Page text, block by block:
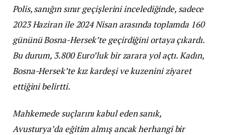
Polis, sanığın sınır geçişlerini incelediğinde, sadece
2023 Haziran ile 2024 Nisan arasında toplamda 160
gününü Bosna-Hersek’te geçirdiğini ortaya çıkardı.
Bu durum, 3.800 Euro’luk bir zarara yol açtı. Kadın,
Bosna-Hersek’te kız kardeşi ve kuzenini ziyaret
ettiğini belirtti.
Mahkemede suçlarını kabul eden sanık,
Avusturya’da eğitim almış ancak herhangi bir